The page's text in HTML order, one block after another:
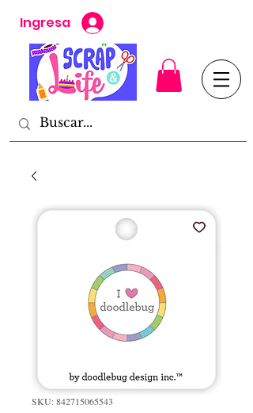
Ingresa
SKU: 842715065543